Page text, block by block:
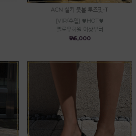
ACN 실키 풋볼 루즈핏-T
[VIP/수입] ♥HOT♥
옐로우회원 이상부터
₩96,000